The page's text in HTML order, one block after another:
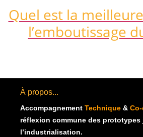
Quel est la
l’emboutissage
À propos...
Accompagnement Technique &
réflexion commune des prototypes
l’industrialisation.